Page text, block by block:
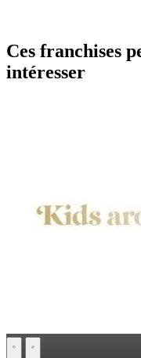
Ces franchises
intéresser